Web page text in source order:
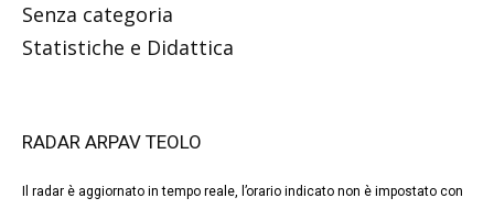
Senza categoria
Statistiche e Didattica
RADAR ARPAV TEOLO
Il radar è aggiornato in tempo reale, l’orario indicato non è impostato con